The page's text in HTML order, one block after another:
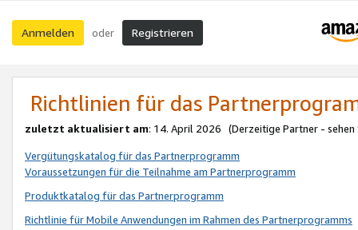
Anmelden oder Registrieren
Richtlinien für das
zuletzt aktualisiert am: 14. April 2026 (Derzeitige Partner - sehen
Vergütungskatalog für das Partnerprogramm
Voraussetzungen für die Teilnahme am Partnerprogramm
Produktkatalog für das Partnerprogramm
Richtlinie für Mobile Anwendungen im Rahmen des Partnerprogramms